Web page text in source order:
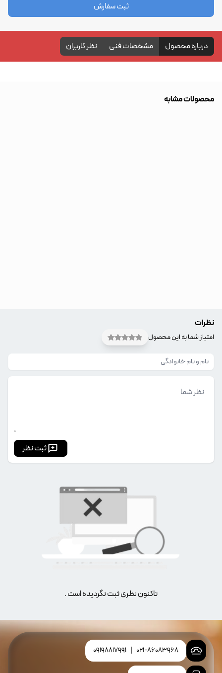
ثبت سفارش
درباره محصول مشخصات فنی نظر کاربران
محصولات مشابه
نظرات
امتیاز شما به این محصول
ثبت نظر
تاکنون نظری ثبت نگردیده است .
021-86083968
09198817991